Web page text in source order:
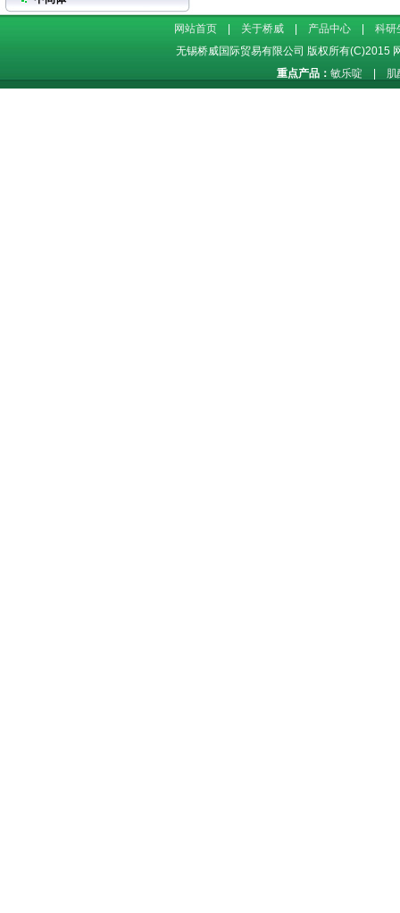
网站首页 关于桥威 产品中心
科研
无锡桥威国际贸易有限公司 版权所有(C)2015
重点产品： 敏乐啶 肌